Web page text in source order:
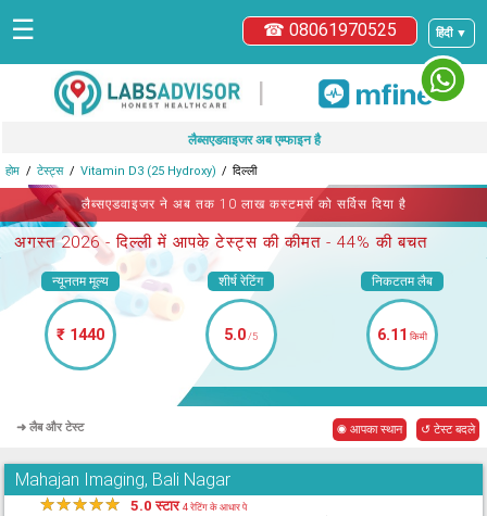
हिंदी ▼
☎ 08061970525
☰
|
लैब्सएडवाइजर अब एम्फाइन है
होम टेस्ट्स Vitamin D3 (25 Hydroxy) दिल्ली
लैब्सएडवाइजर ने अब तक 10 लाख कस्टमर्स को सर्विस दिया है
अगस्त 2026 -दिल्ली में आपके टेस्ट्स की कीमत - 44% की बचत
न्यूनतम मूल्य
₹ 1440
शीर्ष रेटिंग
5.0/5
निकटतम लैब
6.11 किमी
➜ लैब और टेस्ट ◉ आपका स्थान ↺ टेस्ट बदले
Mahajan Imaging, Bali Nagar
★★★★★ 5.0 स्टार4 रेटिंग के आधार पे